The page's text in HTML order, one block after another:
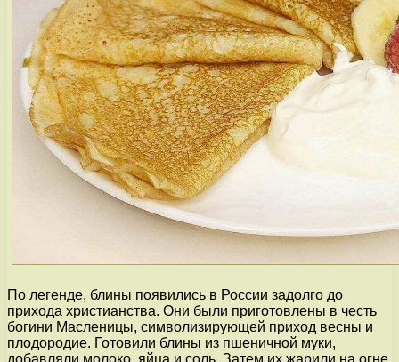
По легенде, блины появились в России задолго до
прихода христианства. Они были приготовлены в честь
богини Масленицы, символизирующей приход весны и
плодородие. Готовили блины из пшеничной муки,
добавляли молоко, яйца и соль. Затем их жарили на огне